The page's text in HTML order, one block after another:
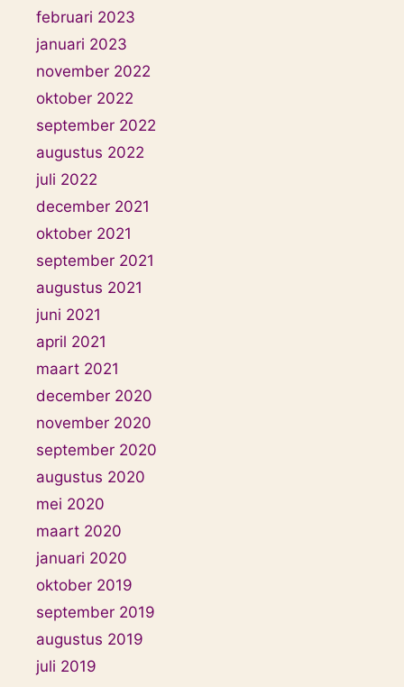
februari 2023
januari 2023
november 2022
oktober 2022
september 2022
augustus 2022
juli 2022
december 2021
oktober 2021
september 2021
augustus 2021
juni 2021
april 2021
maart 2021
december 2020
november 2020
september 2020
augustus 2020
mei 2020
maart 2020
januari 2020
oktober 2019
september 2019
augustus 2019
juli 2019